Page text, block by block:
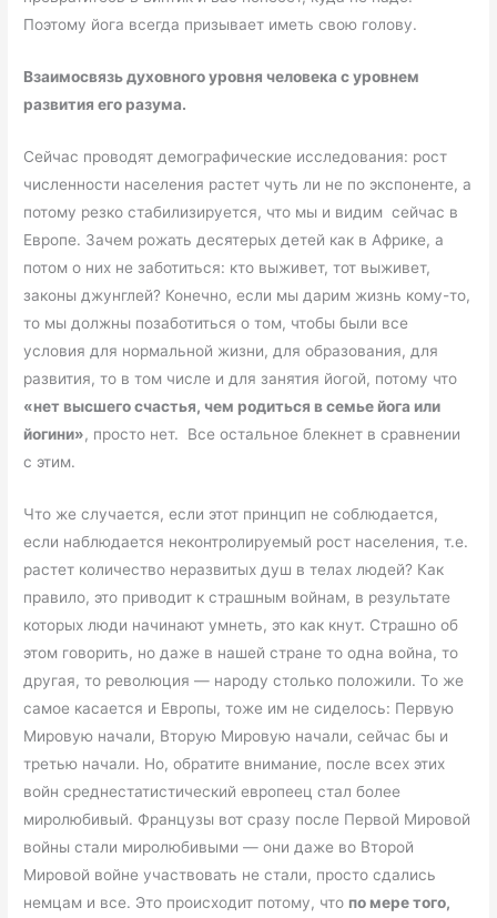
Поэтому йога всегда призывает иметь свою голову.
Взаимосвязь духовного уровня человека с уровнем
развития его разума.
Сейчас проводят демографические исследования: рост
численности населения растет чуть ли не по экспоненте, а
потому резко стабилизируется, что мы и видим сейчас в
Европе. Зачем рожать десятерых детей как в Африке, а
потом о них не заботиться: кто выживет, тот выживет,
законы джунглей? Конечно, если мы дарим жизнь кому-то,
то мы должны позаботиться о том, чтобы были все
условия для нормальной жизни, для образования, для
развития, то в том числе и для занятия йогой, потому что
«нет высшего счастья, чем родиться в семье йога или
йогини», просто нет. Все остальное блекнет в сравнении
с этим.
Что же случается, если этот принцип не соблюдается,
если наблюдается неконтролируемый рост населения, т.е.
растет количество неразвитых душ в телах людей? Как
правило, это приводит к страшным войнам, в результате
которых люди начинают умнеть, это как кнут. Страшно об
этом говорить, но даже в нашей стране то одна война, то
другая, то революция — народу столько положили. То же
самое касается и Европы, тоже им не сиделось: Первую
Мировую начали, Вторую Мировую начали, сейчас бы и
третью начали. Но, обратите внимание, после всех этих
войн среднестатистический европеец стал более
миролюбивый. Французы вот сразу после Первой Мировой
войны стали миролюбивыми — они даже во Второй
Мировой войне участвовать не стали, просто сдались
немцам и все. Это происходит потому, что по мере того,